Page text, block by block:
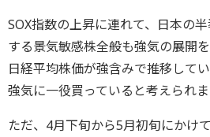
SOX指数の上昇に連れて、日本の
する景気敏感株全般も強気の展開
日経平均株価が強含みで推移して
強気に一役買っていると考えられま
ただ、4月下旬から5月初旬にかけ